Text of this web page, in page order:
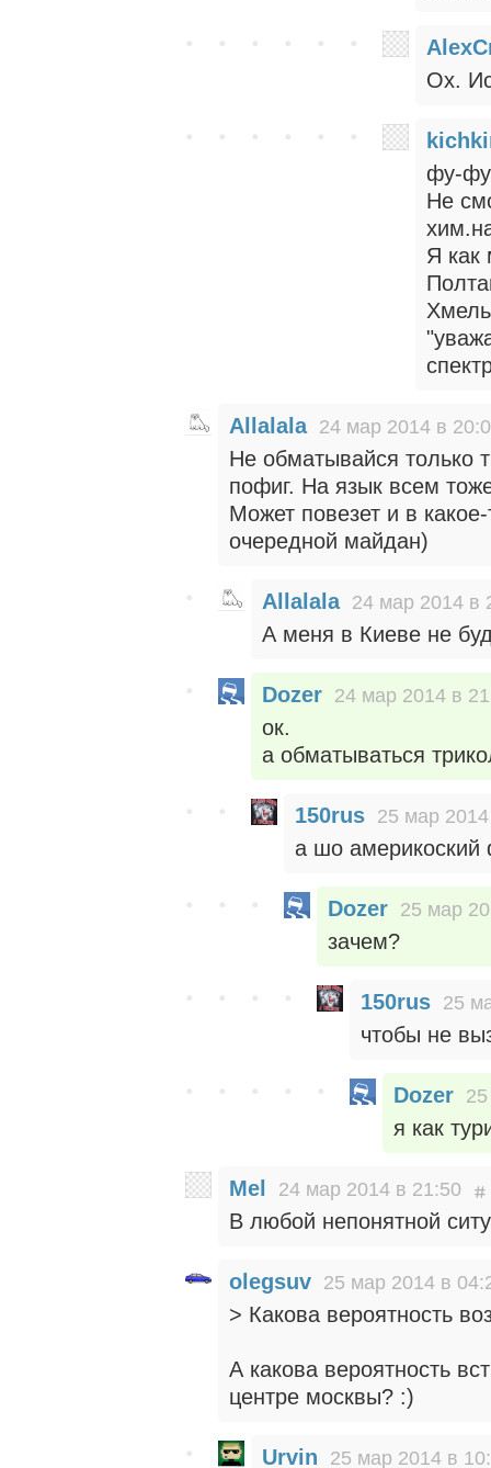
Ох.
фу-
Не
Я как
Allalala 24 мар 2014 в
Не обматывайся только
пофиг. На язык всем
Может повезет и в
очередной майдан)
Allalala 24 мар 2014 в
А меня в Киеве не
Dozer 24 мар 2014 в
ок.
а обматываться
150rus 25 мар
а шо америкоский
Dozer 25 мар
зачем?
150rus 25
чтобы не
Dozer
я как
Mel 24 мар 2014 в 21:50
В любой непонятной
olegsuv 25 мар 2014 в
> Какова вероятность
А какова вероятность
центре москвы? :)
Urvin 25 мар 2014 в